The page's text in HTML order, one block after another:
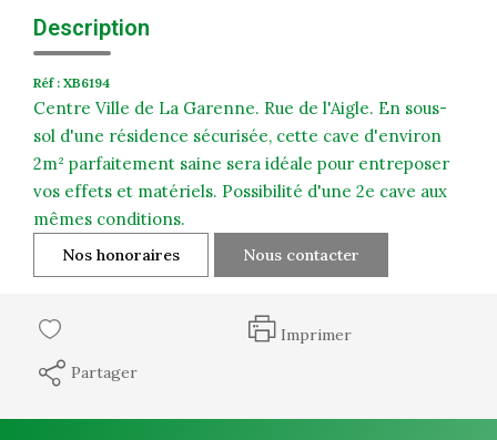
Extranet Syndic Et Gestion Locative
Description
Réf : XB6194
Centre Ville de La Garenne. Rue de l'Aigle. En sous-
sol d'une résidence sécurisée, cette cave d'environ
2m² parfaitement saine sera idéale pour entreposer
vos effets et matériels. Possibilité d'une 2e cave aux
mêmes conditions.
Nos honoraires Nous contacter
Imprimer
Partager